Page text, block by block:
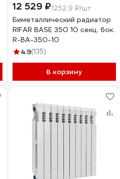
12 529 ₽1252.9 ₽/шт
Биметаллический радиатор
RIFAR BASE 350 10 секц. бок.
R-BA-350-10
4.9(135)
В корзину